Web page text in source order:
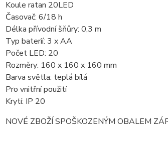
Koule ratan 20LED
Časovač: 6/18 h
Délka přívodní šňůry: 0,3 m
Typ baterií: 3 x AA
Počet LED: 20
Rozměry: 160 x 160 x 160 mm
Barva světla: teplá bílá
Pro vnitřní použití
Krytí: IP 20
NOVÉ ZBOŽÍ SPOŠKOZENÝM OBALEM